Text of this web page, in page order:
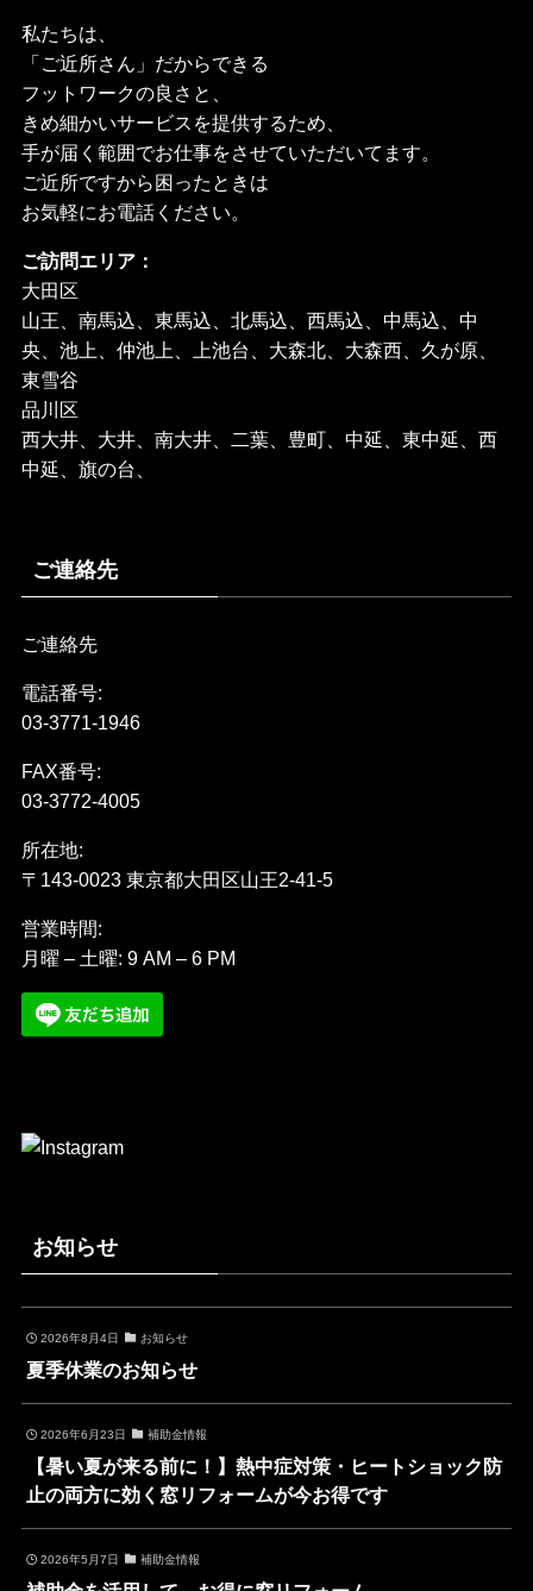
私たちは、
「ご近所さん」だからできる
フットワークの良さと、
きめ細かいサービスを提供するため、
手が届く範囲でお仕事をさせていただいてます。
ご近所ですから困ったときは
お気軽にお電話ください。
ご訪問エリア：
大田区
山王、南馬込、東馬込、北馬込、西馬込、中馬込、中
央、池上、仲池上、上池台、大森北、大森西、久が原、
東雪谷
品川区
西大井、大井、南大井、二葉、豊町、中延、東中延、西
中延、旗の台、
ご連絡先
ご連絡先
電話番号:
03-3771-1946
FAX番号:
03-3772-4005
所在地:
〒143-0023 東京都大田区山王2-41-5
営業時間:
月曜 – 土曜: 9 AM – 6 PM
お知らせ
2026年8月4日 お知らせ
夏季休業のお知らせ
2026年6月23日 補助金情報
【暑い夏が来る前に！】熱中症対策・ヒートショック防
止の両方に効く窓リフォームが今お得です
2026年5月7日 補助金情報